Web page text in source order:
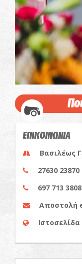
ΕΠΙΚΟΙΝΩΝΙΑ
Βασιλέως
27630 23870
697 713 3808
Αποστολή
Ιστοσελίδα